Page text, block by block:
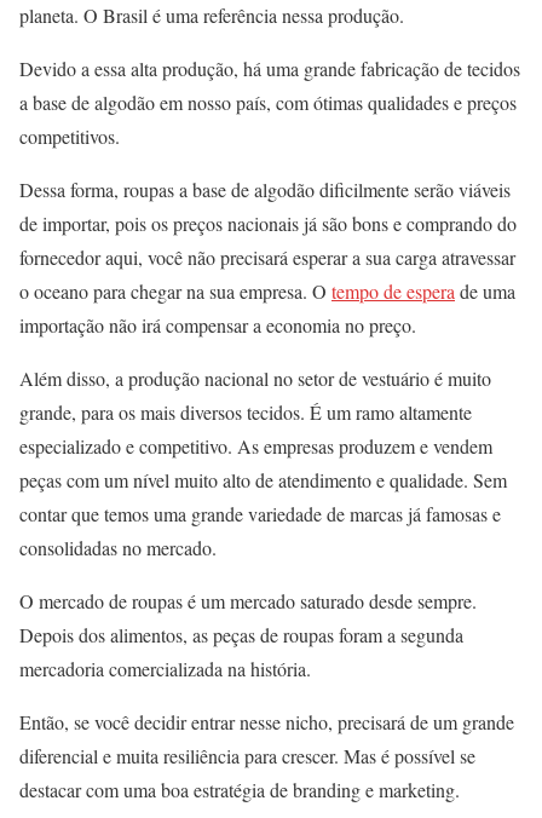
planeta. O Brasil é uma referência nessa produção.
Devido a essa alta produção, há uma grande fabricação de tecidos
a base de algodão em nosso país, com ótimas qualidades e preços
competitivos.
Dessa forma, roupas a base de algodão dificilmente serão viáveis
de importar, pois os preços nacionais já são bons e comprando do
fornecedor aqui, você não precisará esperar a sua carga atravessar
o oceano para chegar na sua empresa. O tempo de espera de uma
importação não irá compensar a economia no preço.
Além disso, a produção nacional no setor de vestuário é muito
grande, para os mais diversos tecidos. É um ramo altamente
especializado e competitivo. As empresas produzem e vendem
peças com um nível muito alto de atendimento e qualidade. Sem
contar que temos uma grande variedade de marcas já famosas e
consolidadas no mercado.
O mercado de roupas é um mercado saturado desde sempre.
Depois dos alimentos, as peças de roupas foram a segunda
mercadoria comercializada na história.
Então, se você decidir entrar nesse nicho, precisará de um grande
diferencial e muita resiliência para crescer. Mas é possível se
destacar com uma boa estratégia de branding e marketing.